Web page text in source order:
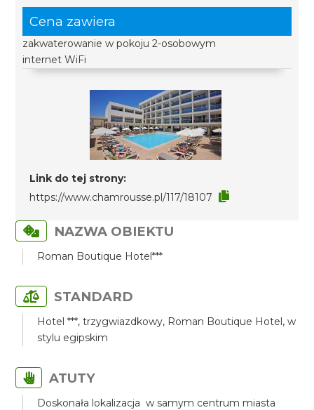
Cena zawiera
zakwaterowanie w pokoju 2-osobowym
internet WiFi
Link do tej strony:
https://www.chamrousse.pl/117/18107
NAZWA OBIEKTU
Roman Boutique Hotel***
STANDARD
Hotel ***, trzygwiazdkowy, Roman Boutique Hotel, w
stylu egipskim
ATUTY
Doskonała lokalizacja w samym centrum miasta